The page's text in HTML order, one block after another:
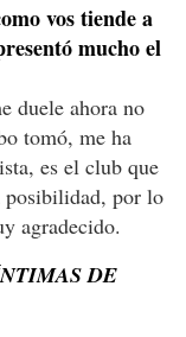
vos tiende a
mucho el
duele ahora no
tomó, me ha
es el club que
posibilidad, por lo
agradecido.
DE